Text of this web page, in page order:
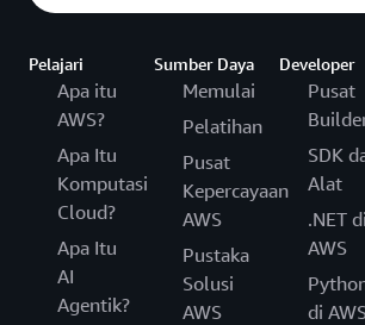
Pelajari
Apa itu
AWS?
Apa Itu
Komputasi
Cloud?
Apa Itu
AI
Agentik?
Sumber Daya
Memulai
Pelatihan
Pusat
Kepercayaan
AWS
Pustaka
Solusi
AWS
Developer
Pusat
SDK
Alat
.NET di
AWS
di